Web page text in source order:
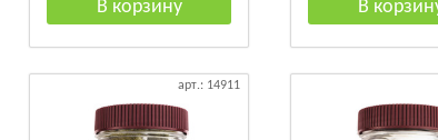
арт.: 14911